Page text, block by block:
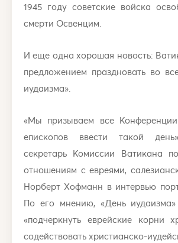
1945 году советские войска
смерти Освенцим.
И еще одна хорошая новость:
предложением праздновать во
иудаизма».
«Мы призываем все Конференции
епископов ввести такой
секретарь Комиссии Ватикана
отношениям с евреями,
Норберт Хофманн в интервью
По его мнению, «День
«подчеркнуть еврейские корни
содействовать христианско-